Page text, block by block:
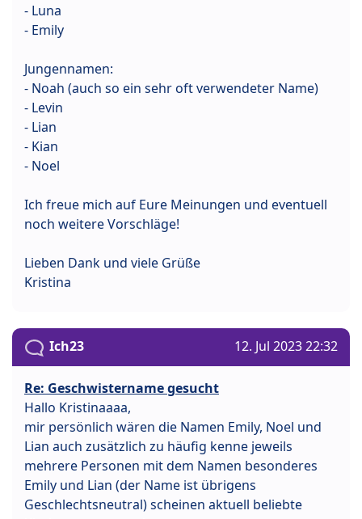
- Luna
- Emily
Jungennamen:
- Noah (auch so ein sehr oft verwendeter Name)
- Levin
- Lian
- Kian
- Noel
Ich freue mich auf Eure Meinungen und eventuell
noch weitere Vorschläge!
Lieben Dank und viele Grüße
Kristina
Ich23 12. Jul 2023 22:32
Re: Geschwistername gesucht
Hallo Kristinaaaa,
mir persönlich wären die Namen Emily, Noel und
Lian auch zusätzlich zu häufig kenne jeweils
mehrere Personen mit dem Namen besonderes
Emily und Lian (der Name ist übrigens
Geschlechtsneutral) scheinen aktuell beliebte